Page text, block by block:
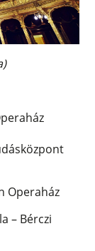
Operaház
– Bérczi